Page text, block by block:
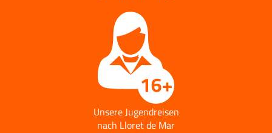
Unsere Jugendreisen
nach Lloret de Mar